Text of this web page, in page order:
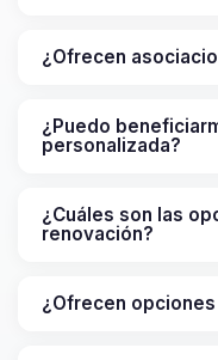
¿Ofrecen
¿Puedo
personalizada?
¿Cuáles son las
renovación?
¿Ofrecen